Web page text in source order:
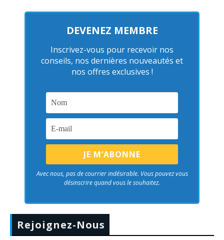
DEVENEZ MEMBRE
Inscrivez-vous pour recevoir nos
conseils, nos dernières nouveautés et
nos offres exclusives !
Avec nous, pas de courrier indésirable. Vous pouvez vous
désinscrire quand vous le souhaitez.
Rejoignez-Nous